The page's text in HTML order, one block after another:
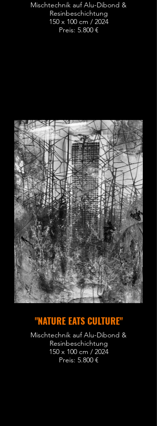
Mischtechnik auf Alu-Dibond &
Resinbeschichtung
150 x 100 cm / 2024
Preis: 5.800 €
"NATURE EATS CULTURE"
Mischtechnik auf Alu-Dibond &
Resinbeschichtung
150 x 100 cm / 2024
Preis: 5.800 €